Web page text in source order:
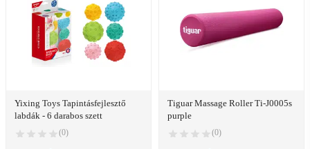
Yixing Toys Tapintásfejlesztő
labdák - 6 darabos szett
(0)
Tiguar Massage Roller Ti-J0005s
purple
(0)